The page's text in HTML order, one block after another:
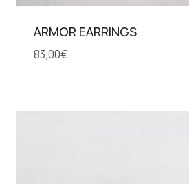
ARMOR EARRINGS
83,00€